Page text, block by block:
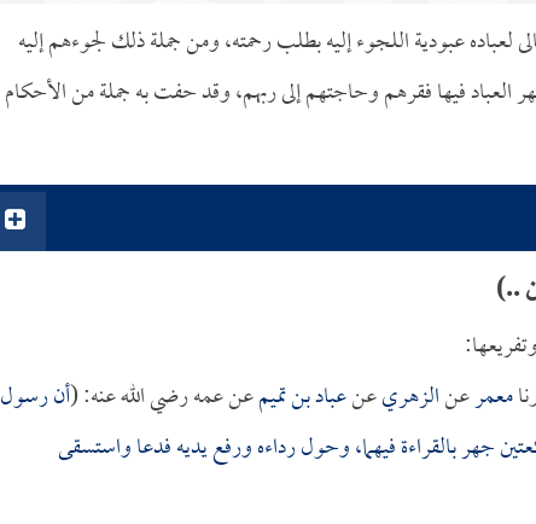
عبودية اللجوء إليه بطلب رحمته، ومن جملة ذلك لجوءهم إليه
العباد فيها فقرهم وحاجتهم إلى ربهم، وقد حفت به جملة من الأحكام
..)
معمرعنالزهريعنعباد بن تميمعن عمه رضي الله عنه: (أن رسول
جهر بالقراءة فيهما، وحول رداءه ورفع يديه فدعا واستسقى